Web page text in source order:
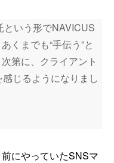
いう形でNAVICUS
くまでも“手伝う”と
第に、クライアント
じるようになりまし
にやっていたSNSマ